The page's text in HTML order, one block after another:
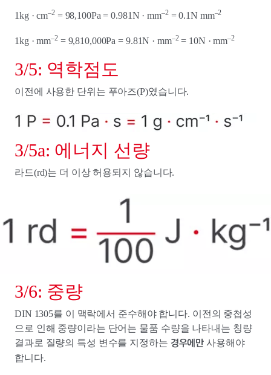
1kg · cm–2= 98,100Pa = 0.981N · mm–2= 0.1N mm–2
1kg · mm–2= 9,810,000Pa = 9.81N · mm–2= 10N · mm–2
3/5: 역학점도
이전에 사용한 단위는 푸아즈(P)였습니다.
3/5a: 에너지 선량
라드(rd)는 더 이상 허용되지 않습니다.
3/6: 중량
DIN 1305를 이 맥락에서 준수해야 합니다. 이전의 중첩성
으로 인해 중량이라는 단어는 물품 수량을 나타내는 칭량
결과로 질량의 특성 변수를 지정하는 경우에만 사용해야
합니다.